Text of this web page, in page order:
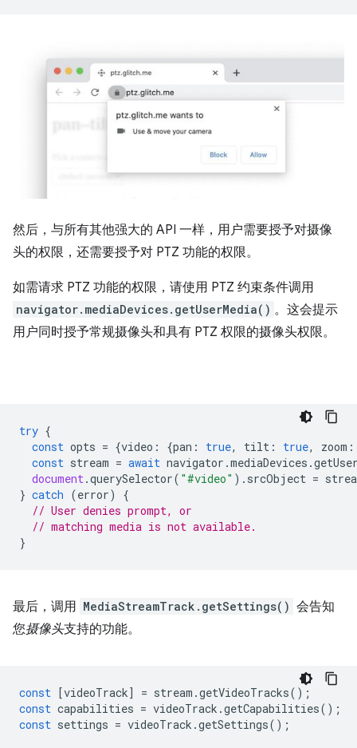
然后，与所有其他强大的 API 一样，用户需要授予对摄像
头的权限，还需要授予对 PTZ 功能的权限。
如需请求 PTZ 功能的权限，请使用 PTZ 约束条件调用
navigator.mediaDevices.getUserMedia() 。这会提示
用户同时授予常规摄像头和具有 PTZ 权限的摄像头权限。
try {
const opts = {video : {pan : true, tilt : true, zoom :
const stream = await navigator .mediaDevices .
document.querySelector( "#video" ). srcObject =
} catch (error)
{
// User denies prompt, or
// matching media is not available.
}
最后，调用 MediaStreamTrack.getSettings() 会告知
您摄像头支持的功能。
const [videoTrack] = stream .getVideoTracks();
const capabilities = videoTrack .getCapabilities();
const settings = videoTrack .getSettings();